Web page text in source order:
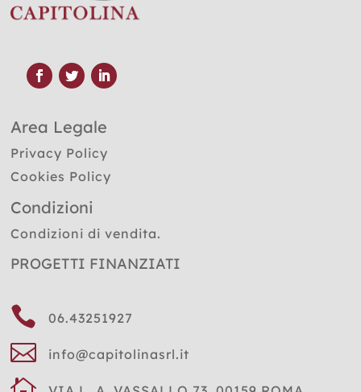
Area Legale
Privacy Policy
Cookies Policy
Condizioni
Condizioni di vendita.
PROGETTI FINANZIATI
 06.43251927
 info@capitolinasrl.it